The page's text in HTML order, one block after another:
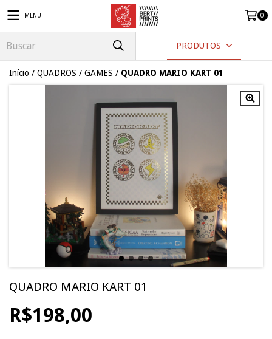
MENU 0
PRODUTOS
Início / QUADROS / GAMES / QUADRO MARIO KART 01
QUADRO MARIO KART 01
R$198,00